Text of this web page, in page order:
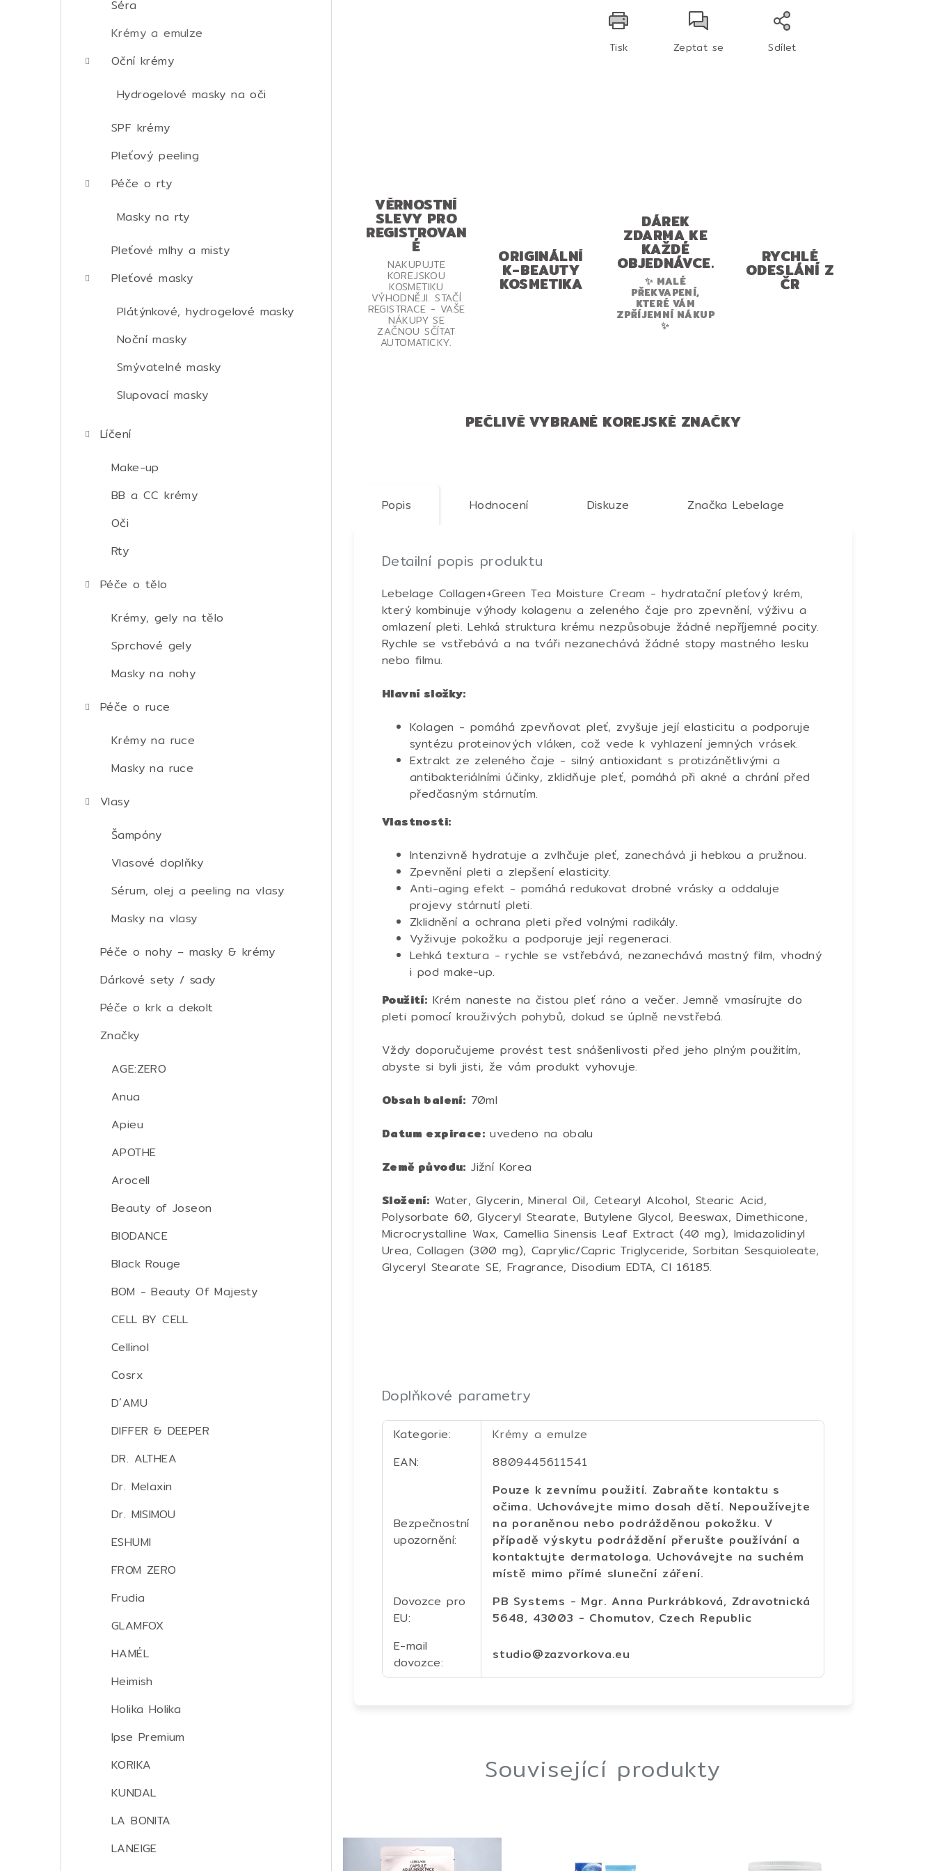
Séra
Krémy a emulze
Oční krémy
Hydrogelové masky na oči
SPF krémy
Pleťový peeling
Péče o rty
Masky na rty
Pleťové mlhy a misty
Pleťové masky
Plátýnkové, hydrogelové masky
Noční masky
Smývatelné masky
Slupovací masky
Líčení
Make-up
BB a CC krémy
Oči
Rty
Péče o tělo
Krémy, gely na tělo
Sprchové gely
Masky na nohy
Péče o ruce
Krémy na ruce
Masky na ruce
Vlasy
Šampóny
Vlasové doplňky
Sérum, olej a peeling na vlasy
Masky na vlasy
Péče o nohy – masky & krémy
Dárkové sety / sady
Péče o krk a dekolt
Značky
AGE:ZERO
Anua
Apieu
APOTHE
Arocell
Beauty of Joseon
BIODANCE
Black Rouge
BOM - Beauty Of Majesty
CELL BY CELL
Cellinol
Cosrx
D´AMU
DIFFER & DEEPER
DR. ALTHEA
Dr. Melaxin
Dr. MISIMOU
ESHUMI
FROM ZERO
Frudia
GLAMFOX
HAMÉL
Heimish
Holika Holika
Ipse Premium
KORIKA
KUNDAL
LA BONITA
LANEIGE
Tisk Zeptat se Sdílet
VĚRNOSTNÍ
SLEVY PRO
REGISTROVAN
É
NAKUPUJTE
KOREJSKOU
KOSMETIKU
VÝHODNĚJI. STAČÍ
REGISTRACE - VAŠE
NÁKUPY SE
ZAČNOU SČÍTAT
AUTOMATICKY.
ORIGINÁLNÍ
K-BEAUTY
KOSMETIKA
DÁREK
ZDARMA KE
KAŽDÉ
OBJEDNÁVCE.
✨ MALÉ
PŘEKVAPENÍ,
KTERÉ VÁM
ZPŘÍJEMNÍ NÁKUP
✨
RYCHLÉ
ODESLÁNÍ Z
ČR
PEČLIVĚ VYBRANÉ KOREJSKÉ ZNAČKY
Popis Hodnocení Diskuze Značka Lebelage
Detailní popis produktu
Lebelage Collagen+Green Tea Moisture Cream - hydratační pleťový krém,
který kombinuje výhody kolagenu a zeleného čaje pro zpevnění, výživu a
omlazení pleti. Lehká struktura krému nezpůsobuje žádné nepříjemné pocity.
Rychle se vstřebává a na tváři nezanechává žádné stopy mastného lesku
nebo filmu.
Hlavní složky:
Kolagen - pomáhá zpevňovat pleť, zvyšuje její elasticitu a podporuje
syntézu proteinových vláken, což vede k vyhlazení jemných vrásek.
Extrakt ze zeleného čaje - silný antioxidant s protizánětlivými a
antibakteriálními účinky, zklidňuje pleť, pomáhá při akné a chrání před
předčasným stárnutím.
Vlastnosti:
Intenzivně hydratuje a zvlhčuje pleť, zanechává ji hebkou a pružnou.
Zpevnění pleti a zlepšení elasticity.
Anti-aging efekt - pomáhá redukovat drobné vrásky a oddaluje
projevy stárnutí pleti.
Zklidnění a ochrana pleti před volnými radikály.
Vyživuje pokožku a podporuje její regeneraci.
Lehká textura - rychle se vstřebává, nezanechává mastný film, vhodný
i pod make-up.
Použití: Krém naneste na čistou pleť ráno a večer. Jemně vmasírujte do
pleti pomocí krouživých pohybů, dokud se úplně nevstřebá.
Vždy doporučujeme provést test snášenlivosti před jeho plným použitím,
abyste si byli jisti, že vám produkt vyhovuje.
Obsah balení: 70ml
Datum expirace: uvedeno na obalu
Země původu: Jižní Korea
Složení: Water, Glycerin, Mineral Oil, Cetearyl Alcohol, Stearic Acid,
Polysorbate 60, Glyceryl Stearate, Butylene Glycol, Beeswax, Dimethicone,
Microcrystalline Wax, Camellia Sinensis Leaf Extract (40 mg), Imidazolidinyl
Urea, Collagen (300 mg), Caprylic/Capric Triglyceride, Sorbitan Sesquioleate,
Glyceryl Stearate SE, Fragrance, Disodium EDTA, CI 16185.
Doplňkové parametry
Kategorie:
Krémy a emulze
EAN: 8809445611541
Bezpečnostní
upozornění:
Pouze k zevnímu použití. Zabraňte kontaktu s
očima. Uchovávejte mimo dosah dětí. Nepoužívejte
na poraněnou nebo podrážděnou pokožku. V
případě výskytu podráždění přerušte používání a
kontaktujte dermatologa. Uchovávejte na suchém
místě mimo přímé sluneční záření.
Dovozce pro
EU:
PB Systems - Mgr. Anna Purkrábková, Zdravotnická
5648, 43003 - Chomutov, Czech Republic
E-mail
dovozce: studio@zazvorkova.eu
Související produkty